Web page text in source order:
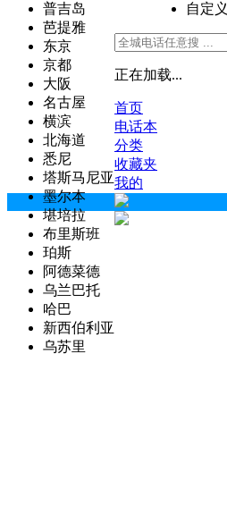
普吉岛
芭提雅
东京
京都
大阪
名古屋
横滨
北海道
悉尼
塔斯马尼亚
墨尔本
堪培拉
布里斯班
珀斯
阿德菜德
乌兰巴托
哈巴
新西伯利亚
乌苏里
自定义
正在加载...
首页
电话本
分类
收藏夹
我的